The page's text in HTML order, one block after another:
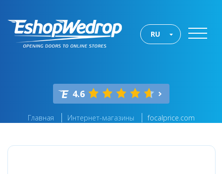
RU
4.6
Главная Интернет-магазины focalprice.com